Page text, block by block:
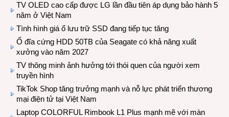
TV OLED cao cấp được LG lần đầu tiên áp dụng bảo hành 5
năm ở Việt Nam
Tình hình giá ổ lưu trữ SSD đang tiếp tục tăng
Ổ đĩa cứng HDD 50TB của Seagate có khả năng xuất
xưởng vào năm 2027
TV thông minh ảnh hưởng tới thói quen của người xem
truyền hình
TikTok Shop tăng trưởng mạnh và nỗ lực phát triển thương
mại điện tử tại Việt Nam
Laptop COLORFUL Rimbook L1 Plus mạnh mẽ với màn